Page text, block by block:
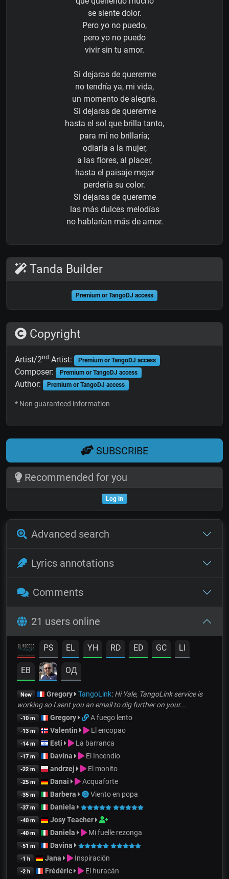
se siente dolor.
Pero yo no puedo,
pero yo no puedo
vivir sin tu amor.
Si dejaras de quererme
no tendría ya, mi vida,
un momento de alegría.
Si dejaras de quererme
hasta el sol que brilla tanto,
para mí no brillaría;
odiaría a la mujer,
a las flores, al placer,
hasta el paisaje mejor
perdería su color.
Si dejaras de quererme
las más dulces melodías
no hablarían más de amor.
Tanda Builder
Premium or TangoDJ access
Copyright
Artist/2nd Artist: Premium or TangoDJ access
Composer: Premium or TangoDJ access
Author: Premium or TangoDJ access
* Non guaranteed information
SUBSCRIBE
Recommended for you
Log in
Advanced search
Lyrics annotations
Comments
21 users online
PS EL YH RD ED GC LI
EB OД
Now Gregory TangoLink: Hi Yale, TangoLink service is
working so I sent you an email to dig further on your...
-10 m Gregory A fuego lento
-13 m Valentin El encopao
-14 m Esti La barranca
-17 m Davina El Incendio
-22 m andrzej El monito
-25 m Danai Acquaforte
-35 m Barbera Viento en popa
-37 m Daniela
-40 m Josy Teacher
-40 m Daniela Mi fuelle rezonga
-51 m Davina
-1 h Jana Inspiración
-2 h Frédéric El huracán